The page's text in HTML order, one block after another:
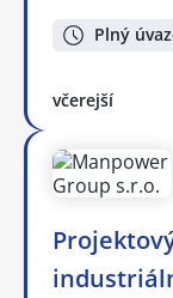
Plný
včerejší